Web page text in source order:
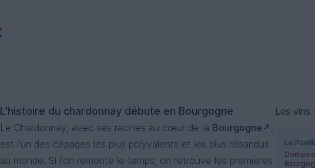
L’histoire du chardonnay débute en Bourgogne
Le Chardonnay, avec ses racines au cœur de la Bourgogne
,
est l'un des cépages les plus polyvalents et les plus répandus
au monde. Si l'on remonte le temps, on retrouve les premières
Les
Le